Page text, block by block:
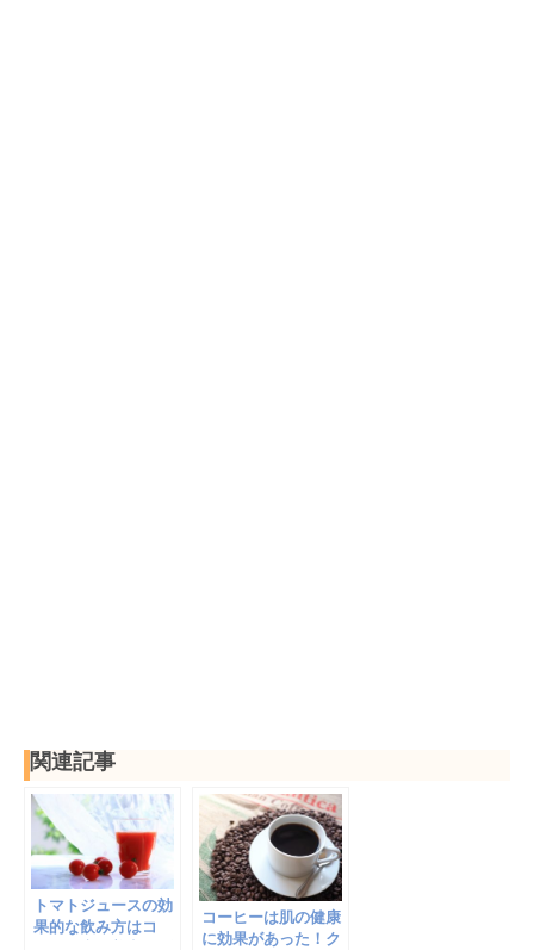
関連記事
トマトジュースの効
果的な飲み方はコ
コーヒーは肌の健康
に効果があった！ク